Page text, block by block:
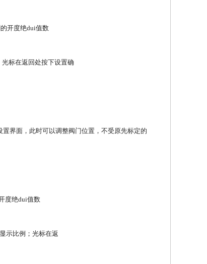
开度绝dui值数
标在返回处按下设置确
界面，此时可以调整阀门位置，不受原先标定的
度绝dui值数
示比例；光标在返